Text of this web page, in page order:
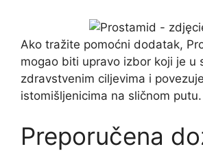
Ako tražite pomoćni dodatak,
mogao biti upravo izbor koji je u
zdravstvenim ciljevima i
istomišljenicima na sličnom putu.
Preporučena